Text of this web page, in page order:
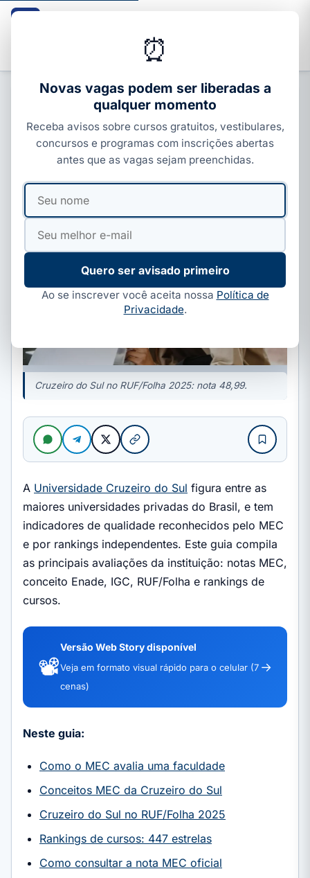
Nota MEC Cruzeiro do Sul: a
faculdade é boa? Enade e IGC
Cruzeiro do Sul no RUF/Folha 2025: nota 48,99.
A Universidade Cruzeiro do Sul figura entre as
maiores universidades privadas do Brasil, e tem
indicadores de qualidade reconhecidos pelo MEC
e por rankings independentes. Este guia compila
as principais avaliações da instituição: notas MEC,
conceito Enade, IGC, RUF/Folha e rankings de
cursos.
📽️
Versão Web Story disponível
Veja em formato visual rápido para o celular (7
cenas)
→
Neste guia:
Como o MEC avalia uma faculdade
Conceitos MEC da Cruzeiro do Sul
Cruzeiro do Sul no RUF/Folha 2025
Rankings de cursos: 447 estrelas
Como consultar a nota MEC oficial
⏰
Novas vagas podem ser liberadas a
qualquer momento
Receba avisos sobre cursos gratuitos, vestibulares,
concursos e programas com inscrições abertas
antes que as vagas sejam preenchidas.
Seu
nome
Seu
mail
Quero ser avisado primeiro
Ao se inscrever você aceita nossa Política de
Privacidade.